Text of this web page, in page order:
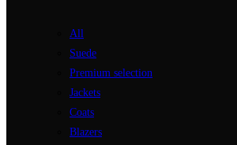
All
Suede
Premium selection
Jackets
Coats
Blazers